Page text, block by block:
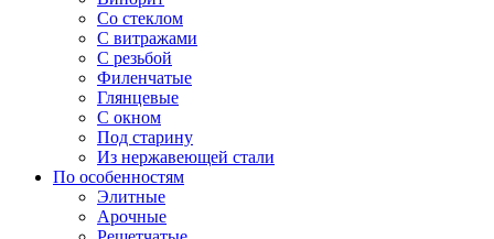
Со стеклом
С витражами
С резьбой
Филенчатые
Глянцевые
С окном
Под старину
Из нержавеющей стали
По особенностям
Элитные
Арочные